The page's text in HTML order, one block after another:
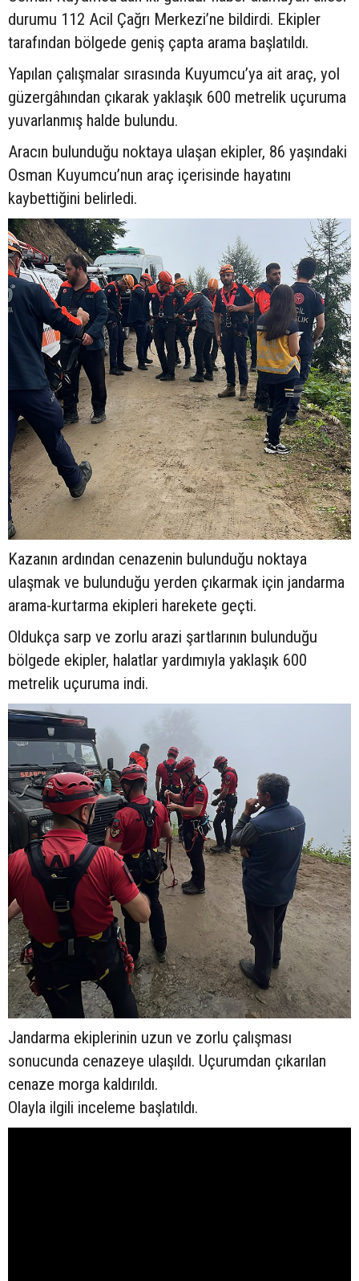
durumu 112 Acil Çağrı Merkezi’ne bildirdi. Ekipler
tarafından bölgede geniş çapta arama başlatıldı.
Yapılan çalışmalar sırasında Kuyumcu’ya ait araç, yol
güzergâhından çıkarak yaklaşık 600 metrelik uçuruma
yuvarlanmış halde bulundu.
Aracın bulunduğu noktaya ulaşan ekipler, 86 yaşındaki
Osman Kuyumcu’nun araç içerisinde hayatını
kaybettiğini belirledi.
Kazanın ardından cenazenin bulunduğu noktaya
ulaşmak ve bulunduğu yerden çıkarmak için jandarma
arama-kurtarma ekipleri harekete geçti.
Oldukça sarp ve zorlu arazi şartlarının bulunduğu
bölgede ekipler, halatlar yardımıyla yaklaşık 600
metrelik uçuruma indi.
Jandarma ekiplerinin uzun ve zorlu çalışması
sonucunda cenazeye ulaşıldı. Uçurumdan çıkarılan
cenaze morga kaldırıldı.
Olayla ilgili inceleme başlatıldı.